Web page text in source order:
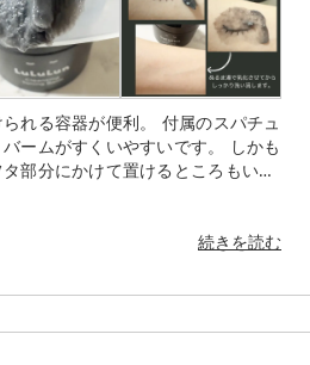
れる容器が便利。 付属のスパチュ
ームがすくいやすいです。 しかも
部分にかけて置けるところもいい
ていきます。 くるくる円を描くよ
ぬるま湯で乳化させた後しっかり洗
皮脂や毛穴をケアする成分が配合
は特に毛穴が開くし、黒ずむし、ざ
続きを読む